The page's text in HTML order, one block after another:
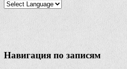
Навигация по записям